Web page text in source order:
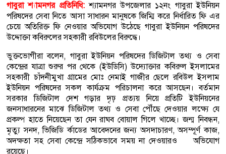
গাবুরা শ্যামনগর প্রতিনিধি:শ্যামনগর উপজেলার ১২নং গাবুরা ইউনিয়ন
পরিষদের সেবা নিতে আসা সাধারন মানুষকে জিম্মি করে নির্ধারিত ফি এর
চেয়ে অতিরিক্ত ফি নেওয়ার অভিযোগ উঠেছে গাবুরা ইউনিয়ন পরিষদের
উদ্দোক্তা কবিরুলের সহকারী রবিউলের বিরুদ্ধে।
ভুক্তভোগীরা বলেন, গাবুরা ইউনিয়ন পরিষদের ডিজিটাল তথ্য ও সেবা
কেন্দ্রের যাত্রা শুরুর পর থেকে (ইউডিসি) উদ্যোক্তার কবিরুল ইসলামের
সহকারী চাঁদনীমুখা গ্রামের মোঃ নেমাই গাজীর ছেলে রবিউল ইসলাম
ইউনিয়ন পরিষদের সকল কার্যক্রম পরিচালনা করে আসছেন। বর্তমান
সরকার ডিজিটাল দেশ গড়ার দৃঢ় প্রত্যয় নিয়ে প্রতিটি ইউনিয়নের
জনসাধারনের মাঝে ডিজিটাল তথ্য ও সেবা পৌঁছে দেওয়ার লক্ষ্যে যে
প্রকল্প হাতে নিয়েছেন তা যেন রাঘব বোয়াল গিলে খাচ্ছে। জন্ম নিবন্ধন,
মৃত্যু সনদ, ভিজিডি র্কাডের আবেদনের জন্য অসদাচারণ, অসম্পূর্ণ কাজ,
অদক্ষতা সহ সেবা কেন্দ্রে সঠিকভাবে সময় না দেওয়ারও অভিযোগ
রয়েছে।